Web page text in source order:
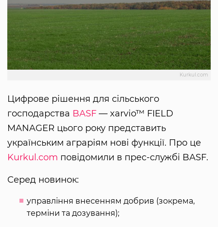
Kurkul.com
Цифрове рішення для сільського
господарства BASF — xarvio™ FIELD
MANAGER цього року представить
українським аграріям нові функції. Про це
Kurkul.com повідомили в прес-службі BASF.
Серед новинок:
управління внесенням добрив (зокрема,
терміни та дозування);